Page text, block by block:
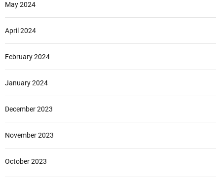
May 2024
April 2024
February 2024
January 2024
December 2023
November 2023
October 2023